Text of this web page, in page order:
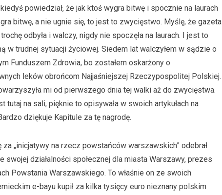
powiedział, że jak ktoś wygra bitwę i spocznie na laurach
bitwę, a nie ugnie się, to jest to zwycięstwo. Myślę, że gazeta
odbyła i walczy, nigdy nie spoczęła na laurach. I jest to
w trudnej sytuacji życiowej. Siedem lat walczyłem w sądzie o
Funduszem Zdrowia, bo zostałem oskarżony o
leków obrońcom Najjaśniejszej Rzeczypospolitej Polskiej.
mi od pierwszego dnia tej walki aż do zwycięstwa.
tutaj na sali, pięknie to opisywała w swoich artykułach na
Bardzo dziękuje Kapitule za tę nagrodę.
za „inicjatywy na rzecz powstańców warszawskich” odebrał
swojej działalności społecznej dla miasta Warszawy, prezes
Powstania Warszawskiego. To właśnie on ze swoich
e-bayu kupił za kilka tysięcy euro nieznany polskim